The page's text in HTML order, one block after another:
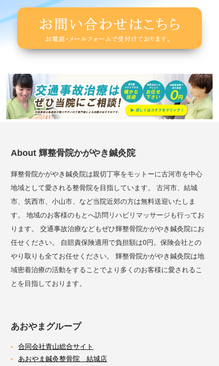
About 輝整骨院かがやき鍼灸院
輝整骨院かがやき鍼灸院は親切丁寧をモットーに古河市を中心
地域として愛される整骨院を目指しています。 古河市、結城
市、筑西市、小山市、など当院近郊の方は無料送迎いたしま
す。 地域のお客様のもとへ訪問リハビリマッサージも行ってお
ります。 交通事故治療などもぜひ輝整骨院かがやき鍼灸院にお
任せください。 自賠責保険適用で負担額は0円。保険会社との
やり取りも全てお任せください。 輝整骨院かがやき鍼灸院は地
域密着治療の活動をすることでより多くのお客様に愛されるこ
とを目指しております。
あおやまグループ
合同会社青山総合サイト
あおやま鍼灸整骨院 結城店